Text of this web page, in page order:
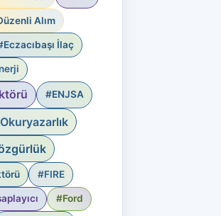
Alım
İlaç
#ENJSA
#FIRE
#Ford